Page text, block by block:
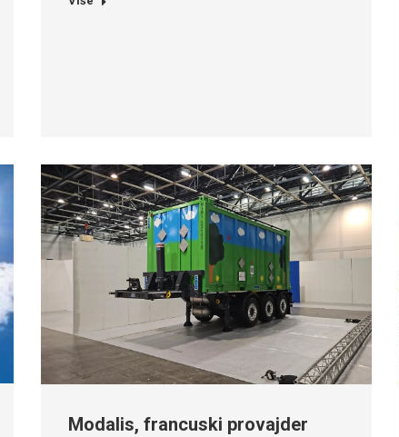
Modalis, francuski provajder